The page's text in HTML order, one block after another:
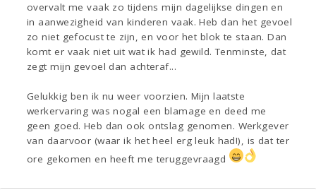
overvalt me vaak zo tijdens mijn dagelijkse dingen en
in aanwezigheid van kinderen vaak. Heb dan het gevoel
zo niet gefocust te zijn, en voor het blok te staan. Dan
komt er vaak niet uit wat ik had gewild. Tenminste, dat
zegt mijn gevoel dan achteraf...
Gelukkig ben ik nu weer voorzien. Mijn laatste
werkervaring was nogal een blamage en deed me
geen goed. Heb dan ook ontslag genomen. Werkgever
van daarvoor (waar ik het heel erg leuk had!), is dat ter
ore gekomen en heeft me teruggevraagd